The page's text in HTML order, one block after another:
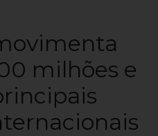
milhões e